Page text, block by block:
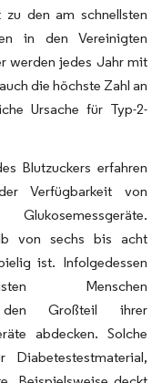
zu den am schnellsten
in den Vereinigten
werden jedes Jahr mit
die höchste Zahl an
Ursache für Typ-2-
Blutzuckers erfahren
Verfügbarkeit von
von sechs bis acht
ist. Infolgedessen
Menschen
den Großteil ihrer
abdecken. Solche